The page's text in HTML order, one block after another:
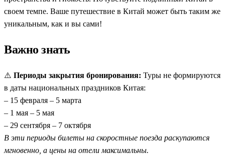
своем темпе. Ваше путешествие в Китай может быть таким же
уникальным, как и вы сами!
Важно знать
⚠️ Периоды закрытия бронирования: Туры не формируются
в даты национальных праздников Китая:
– 15 февраля – 5 марта
– 1 мая – 5 мая
– 29 сентября – 7 октября
В эти периоды билеты на скоростные поезда раскупаются
мгновенно, а цены на отели максимальны.